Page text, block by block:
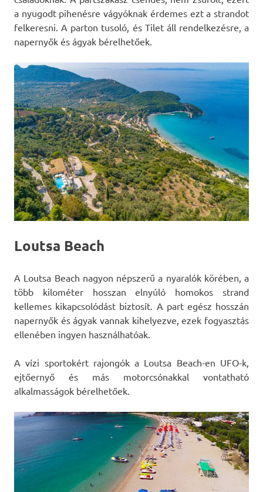
a nyugodt pihenésre vágyóknak érdemes ezt a strandot
felkeresni. A parton tusoló, és Tilet áll rendelkezésre, a
napernyők és ágyak bérelhetőek.
Loutsa Beach
A Loutsa Beach nagyon népszerű a nyaralók körében, a
több kilométer hosszan elnyúló homokos strand
kellemes kikapcsolódást biztosít. A part egész hosszán
napernyők és ágyak vannak kihelyezve, ezek fogyasztás
ellenében ingyen használhatóak.
A vízi sportokért rajongók a Loutsa Beach-en UFO-k,
ejtőernyő és más motorcsónakkal vontatható
alkalmasságok bérelhetőek.